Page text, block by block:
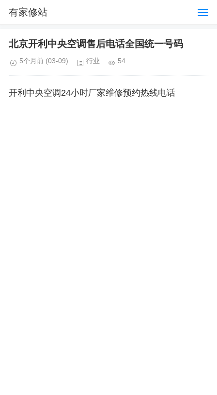
有家修站
北京开利中央空调售后电话全国统一号码
5个月前 (03-09) 行业 54
开利中央空调24小时厂家维修预约热线电话